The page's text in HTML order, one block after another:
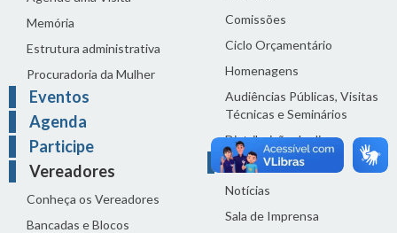
Memória
Estrutura administrativa
Procuradoria da Mulher
Eventos
Agenda
Participe
Vereadores
Conheça os Vereadores
Bancadas e Blocos
Comissões
Ciclo Orçamentário
Homenagens
Audiências Públicas, Visitas
Técnicas e Seminários
Distribuição do dia
Comunicação
Notícias
Sala de Imprensa